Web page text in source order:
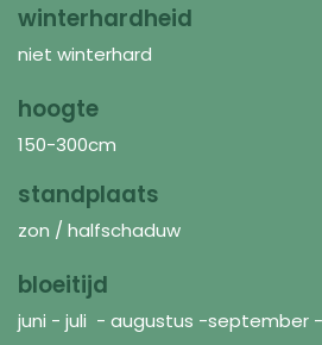
winterhardheid
niet winterhard
hoogte
150-300cm
standplaats
zon / halfschaduw
bloeitijd
juni - juli - augustus -september